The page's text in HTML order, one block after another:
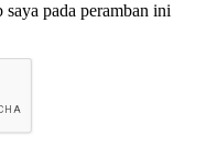
pada peramban ini